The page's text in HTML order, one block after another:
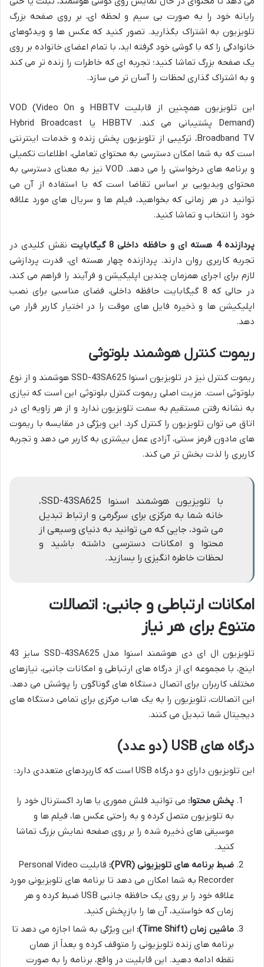
رایانه خود را به صورت بی سیم و لحظه ای، بر روی صفحه بزرگ
تلویزیون به اشتراک بگذارید. تصور کنید که عکس ها و ویدئوهای
خانوادگی را که با گوشی خود گرفته اید، با تمام اعضای خانواده بر روی
یک صفحه بزرگ تماشا کنید؛ تجربه ای که خاطرات را زنده تر می کند
و به اشتراک گذاری لحظات را آسان تر می سازد.
این تلویزیون همچنین از قابلیت HBBTV و VOD (Video On
Demand) پشتیبانی می کند. HBBTV یا Hybrid Broadcast
Broadband TV، ترکیبی از تلویزیون پخش زنده و خدمات اینترنتی
است که به شما امکان دسترسی به محتوای تعاملی، اطلاعات تکمیلی
و برنامه های درخواستی را می دهد. VOD نیز به معنای دسترسی به
محتوای ویدیویی بر اساس تقاضا است که با استفاده از آن می
توانید در هر زمانی که بخواهید، فیلم ها و سریال های مورد علاقه
خود را انتخاب و تماشا کنید.
پردازنده 4 هسته ای و حافظه داخلی 8 گیگابایت
نقش کلیدی در
تجربه کاربری روان دارند. پردازنده چهار هسته ای، قدرت پردازشی
لازم برای اجرای همزمان چندین اپلیکیشن و فرآیند را فراهم می کند،
در حالی که 8 گیگابایت حافظه داخلی، فضای مناسبی برای نصب
اپلیکیشن ها و ذخیره فایل های موقت را در اختیار کاربر قرار می
دهد.
ریموت کنترل هوشمند بلوتوثی
ریموت کنترل نیز در تلویزیون اسنوا SSD-43SA625 هوشمند و از نوع
بلوتوثی است. مزیت اصلی ریموت کنترل بلوتوثی این است که نیازی
به نشانه رفتن مستقیم به سمت تلویزیون ندارد و از هر زاویه ای در
اتاق می توان تلویزیون را کنترل کرد. این ویژگی در مقایسه با ریموت
های مادون قرمز سنتی، آزادی عمل بیشتری به کاربر می دهد و تجربه
کاربری را لذت بخش تر می کند.
با تلویزیون هوشمند اسنوا SSD-43SA625،
خانه شما به مرکزی برای سرگرمی و ارتباط تبدیل
می شود، جایی که می توانید به دنیای وسیعی از
محتوا و امکانات دسترسی داشته باشید و
لحظات خاطره انگیزی را بسازید.
امکانات ارتباطی و جانبی: اتصالات
متنوع برای هر نیاز
تلویزیون ال ای دی هوشمند اسنوا مدل SSD-43SA625 سایز 43
اینچ، با مجموعه ای از درگاه های ارتباطی و امکانات جانبی، نیازهای
مختلف کاربران برای اتصال دستگاه های گوناگون را پوشش می دهد.
این اتصالات، تلویزیون را به یک هاب مرکزی برای تمامی دستگاه های
دیجیتال شما تبدیل می کنند.
درگاه های USB (دو عدد)
این تلویزیون دارای دو درگاه USB است که کاربردهای متعددی دارد:
پخش محتوا: می توانید فلش مموری یا هارد اکسترنال خود را
به تلویزیون متصل کرده و به راحتی عکس ها، فیلم ها و
موسیقی های ذخیره شده را بر روی صفحه نمایش بزرگ تماشا
کنید.
ضبط برنامه های تلویزیونی (PVR):
قابلیت Personal Video
Recorder به شما امکان می دهد تا برنامه های تلویزیونی مورد
علاقه خود را بر روی یک حافظه جانبی USB ضبط کرده و هر
زمان که خواستید، آن ها را بازپخش کنید.
ماشین زمان (Time Shift):
این ویژگی به شما اجازه می دهد تا
برنامه های زنده تلویزیونی را متوقف کرده و بعداً از همان
نقطه ادامه دهید. این قابلیت در واقع، برنامه را به صورت